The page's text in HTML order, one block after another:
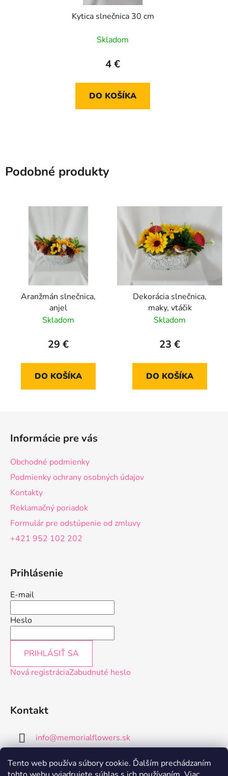
Tento web používa súbory cookie. Ďalším prechádzaním
Kytica slnečnica 30 cm
Skladom
4 €
DO KOŠÍKA
Podobné produkty
Aranžmán slnečnica,
anjel
Skladom
29 €
DO KOŠÍKA
Dekorácia slnečnica,
maky, vtáčik
Skladom
23 €
DO KOŠÍKA
Informácie pre vás
Obchodné podmienky
Podmienky ochrany osobných údajov
Kontakty
Reklamačný poriadok
Formulár pre odstúpenie od zmluvy
+421 952 102 202
Prihlásenie
E-mail
Heslo
PRIHLÁSIŤ SA
Nová registráciaZabudnuté heslo
Kontakt
info@memorialflowers.sk
+421 952 102 202